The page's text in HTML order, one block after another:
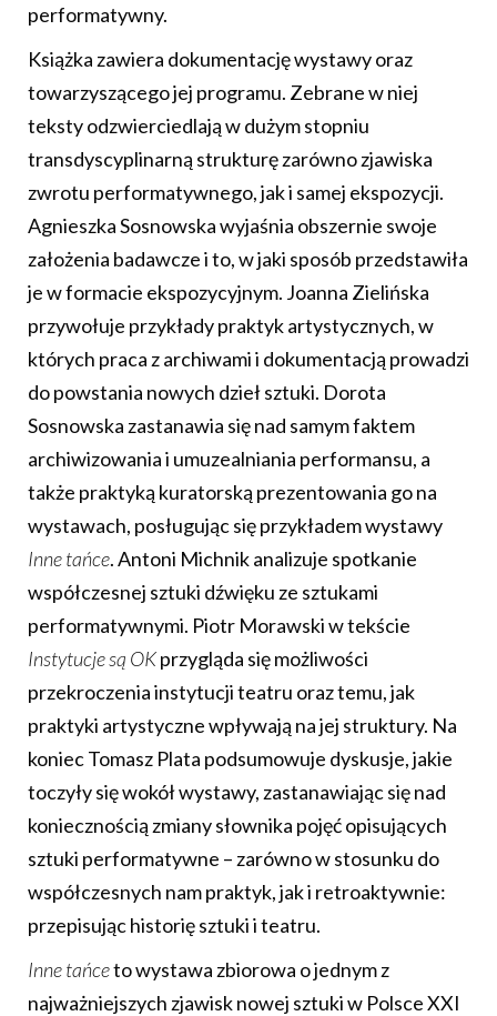
performatywny.
Książka zawiera dokumentację wystawy oraz
towarzyszącego jej programu. Zebrane w niej
teksty odzwierciedlają w dużym stopniu
transdyscyplinarną strukturę zarówno zjawiska
zwrotu performatywnego, jak i samej ekspozycji.
Agnieszka Sosnowska wyjaśnia obszernie swoje
założenia badawcze i to, w jaki sposób przedstawiła
je w formacie ekspozycyjnym. Joanna Zielińska
przywołuje przykłady praktyk artystycznych, w
których praca z archiwami i dokumentacją prowadzi
do powstania nowych dzieł sztuki. Dorota
Sosnowska zastanawia się nad samym faktem
archiwizowania i umuzealniania performansu, a
także praktyką kuratorską prezentowania go na
wystawach, posługując się przykładem wystawy
Inne tańce. Antoni Michnik analizuje spotkanie
współczesnej sztuki dźwięku ze sztukami
performatywnymi. Piotr Morawski w tekście
Instytucje są OKprzygląda się możliwości
przekroczenia instytucji teatru oraz temu, jak
praktyki artystyczne wpływają na jej struktury. Na
koniec Tomasz Plata podsumowuje dyskusje, jakie
toczyły się wokół wystawy, zastanawiając się nad
koniecznością zmiany słownika pojęć opisujących
sztuki performatywne – zarówno w stosunku do
współczesnych nam praktyk, jak i retroaktywnie:
przepisując historię sztuki i teatru.
Inne tańceto wystawa zbiorowa o jednym z
najważniejszych zjawisk nowej sztuki w Polsce XXI